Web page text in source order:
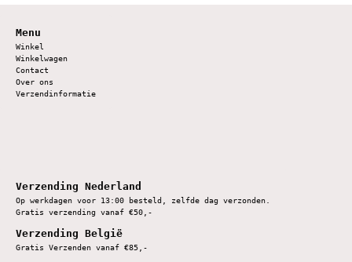
Menu
Winkel
Winkelwagen
Contact
Over ons
Verzendinformatie
Verzending Nederland
Op werkdagen voor 13:00 besteld, zelfde dag verzonden.
Gratis verzending vanaf €50,-
Verzending België
Gratis Verzenden vanaf €85,-